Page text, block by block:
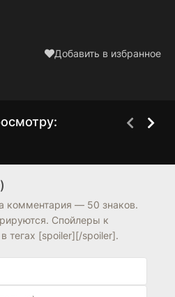
Добавить в избранное
комментария — 50 знаков.
Спойлеры к
тегах [spoiler][/spoiler].